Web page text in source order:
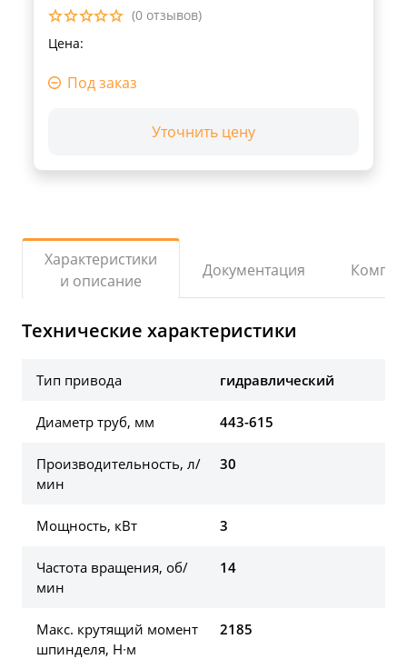
(0 отзывов)
Цена:
Под заказ
Уточнить цену
Характеристики
и описание
Документация
Технические характеристики
Тип привода гидравлический
Диаметр труб, мм 443-615
Производительность, л/
мин
30
Мощность, кВт 3
Частота вращения, об/
мин
14
Макс. крутящий момент
шпинделя, Н∙м
2185